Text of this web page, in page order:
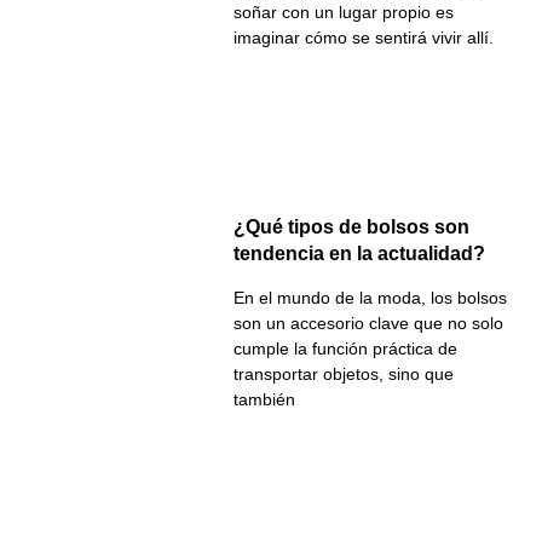
soñar con un lugar propio es
imaginar cómo se sentirá vivir allí.
¿Qué tipos de bolsos son
tendencia en la actualidad?
En el mundo de la moda, los bolsos
son un accesorio clave que no solo
cumple la función práctica de
transportar objetos, sino que
también